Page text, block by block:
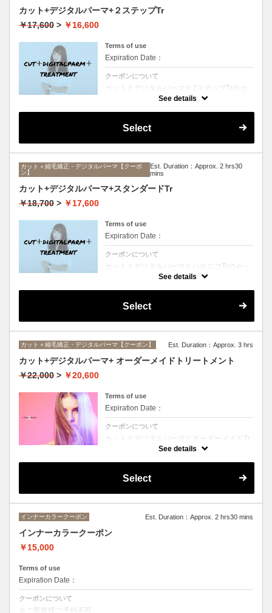
カット+デジタルパーマ+２ステップTr
￥17,600 > ￥16,600
Terms of use
Expiration Date：
クーポンについて
カットとデジタルパーマと2ステップTrのセ
ットメニュー。毛先ワンカールからふんわり
シャンプー、ブロー込み。
See details
Select
カット＋縮毛矯正・デジタルパーマ【クーポ
ン】
Est. Duration：Approx. 2 hrs30
mins
カット+デジタルパーマ+スタンダードTr
￥18,700 > ￥17,600
Terms of use
Expiration Date：
クーポンについて
カットとデジタルパーマとハホニコTrのセッ
トメニュー。毛先ワンカールからふんわりル
ャンプー、ブロー込み。
See details
Select
カット＋縮毛矯正・デジタルパーマ【クーポン】 Est. Duration：Approx. 3 hrs
カット+デジタルパーマ+ オーダーメイドトリートメント
￥22,000 > ￥20,600
Terms of use
Expiration Date：
クーポンについて
カットとデジタルパーマとオーダーメイドTr
のセットメニュー。抜群の艶！ハリ、コシ！
鮮やかなハイトーンカラーも、極上美しい髪
See details
Select
インナーカラークーポン Est. Duration：Approx. 2 hrs30 mins
インナーカラークーポン
￥15,000
Terms of use
Expiration Date：
クーポンについて
※ご新規様ご予約不可